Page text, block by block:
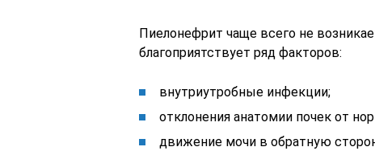
Пиелонефрит чаще всего не
благоприятствует ряд факторов:
внутриутробные инфекции;
отклонения анатомии почек от
движение мочи в обратную